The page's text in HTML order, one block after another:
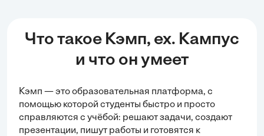
Что такое Кэмп, ex. Кампус
и что он умеет
Кэмп — это образовательная платформа, с
помощью которой студенты быстро и просто
справляются с учёбой: решают задачи, создают
презентации, пишут работы и готовятся к